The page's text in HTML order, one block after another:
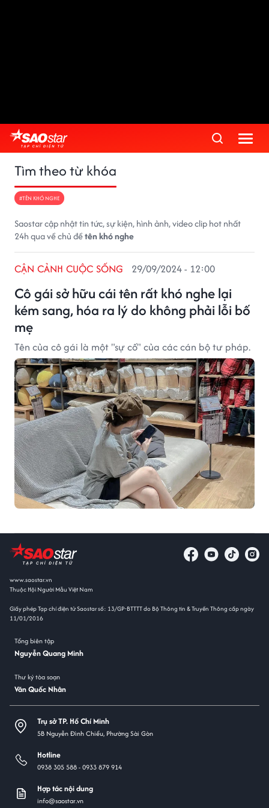
Tìm theo từ khóa
#TÊN KHÓ NGHE
Saostar cập nhật tin tức, sự kiện, hình ảnh, video clip hot nhất
24h qua về chủ đềtên khó nghe
Cô gái sở hữu cái tên rất khó nghe lại
kém sang, hóa ra lý do không phải lỗi bố
mẹ
CẬN CẢNH CUỘC SỐNG 29/09/2024 - 12:00
Tên của cô gái là một "sự cố" của các cán bộ tư pháp.
www.saostar.vn
Thuộc Hội Người Mẫu Việt Nam
Giấy phép Tạp chí điện tử Saostar số: 13/GP-BTTTT do Bộ Thông tin & Truyền Thông cấp ngày
11/01/2016
Tổng biên tập
Nguyễn Quang Minh
Thư ký tòa soạn
Văn Quốc Nhân
Trụ sở TP. Hồ Chí Minh
5B Nguyễn Đình Chiểu, Phường Sài Gòn
Hotline
0938 305 588 -0933 879 914
Hợp tác nội dung
info@saostar.vn